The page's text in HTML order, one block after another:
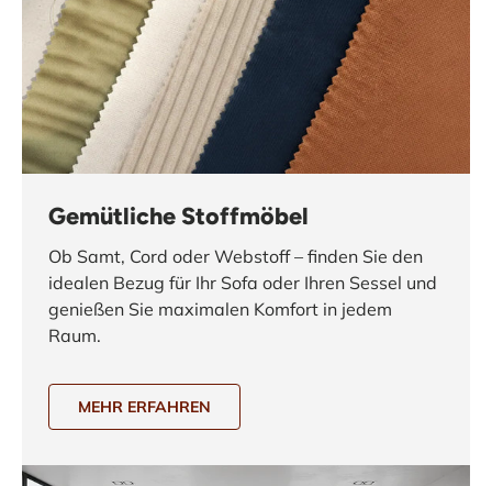
Gemütliche Stoffmöbel
Ob Samt, Cord oder Webstoff – finden Sie den
idealen Bezug für Ihr Sofa oder Ihren Sessel und
genießen Sie maximalen Komfort in jedem
Raum.
MEHR ERFAHREN